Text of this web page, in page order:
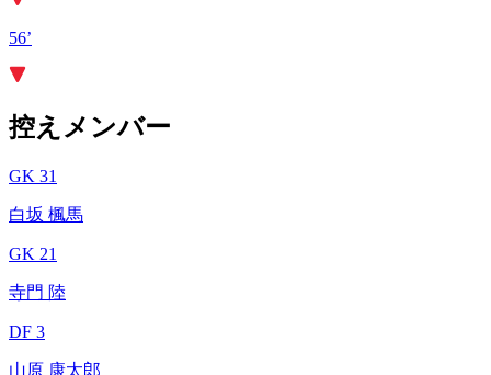
56’
控えメンバー
GK 31
白坂 楓馬
GK 21
寺門 陸
DF 3
山原 康太郎